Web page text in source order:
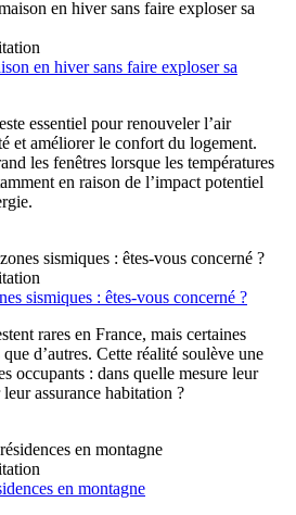
en hiver sans faire exploser sa
essentiel pour renouveler l’air
et améliorer le confort du logement.
les fenêtres lorsque les températures
en raison de l’impact potentiel
sismiques : êtes-vous concerné ?
rares en France, mais certaines
d’autres. Cette réalité soulève une
occupants : dans quelle mesure leur
assurance habitation ?
en montagne